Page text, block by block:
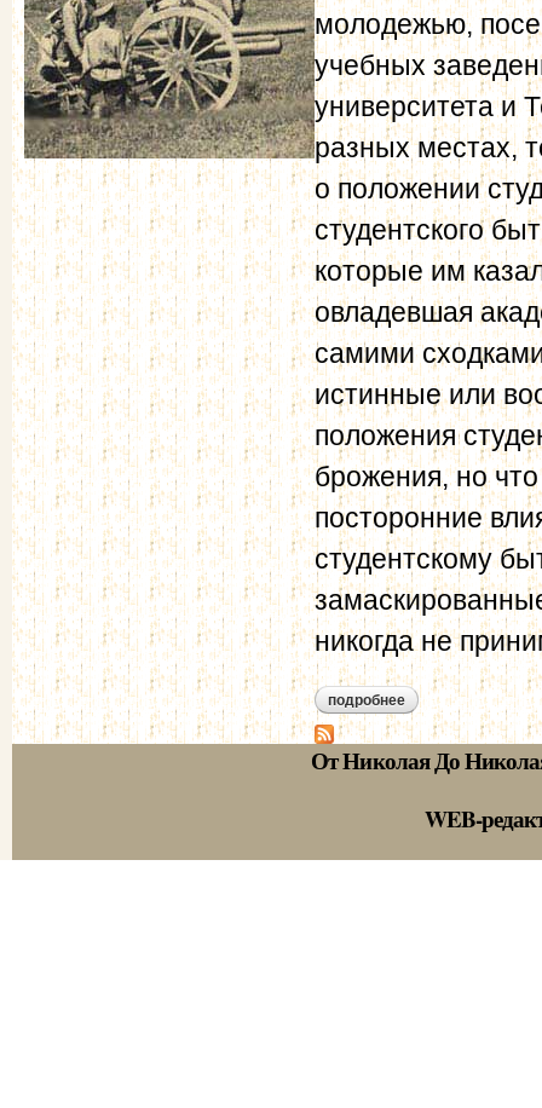
молодежью,
учебных
университета и
разных местах,
о положении
студентского
которые им
овладевшая
самими
истинные или
положения
брожения, но
посторонние
студентскому
никогда не
подробнее о общий обзор
От Николая До
WEB-